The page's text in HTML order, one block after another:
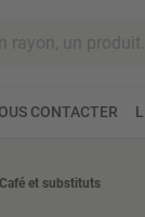
CONTACTER
Café et substituts